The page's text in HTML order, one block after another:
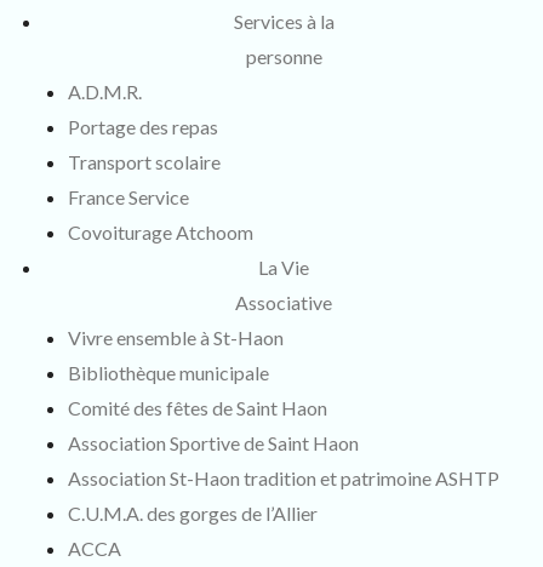
Services à la
personne
A.D.M.R.
Portage des repas
Transport scolaire
France Service
Covoiturage Atchoom
La Vie
Associative
Vivre ensemble à St-Haon
Bibliothèque municipale
Comité des fêtes de Saint Haon
Association Sportive de Saint Haon
Association St-Haon tradition et patrimoine ASHTP
C.U.M.A. des gorges de l’Allier
ACCA